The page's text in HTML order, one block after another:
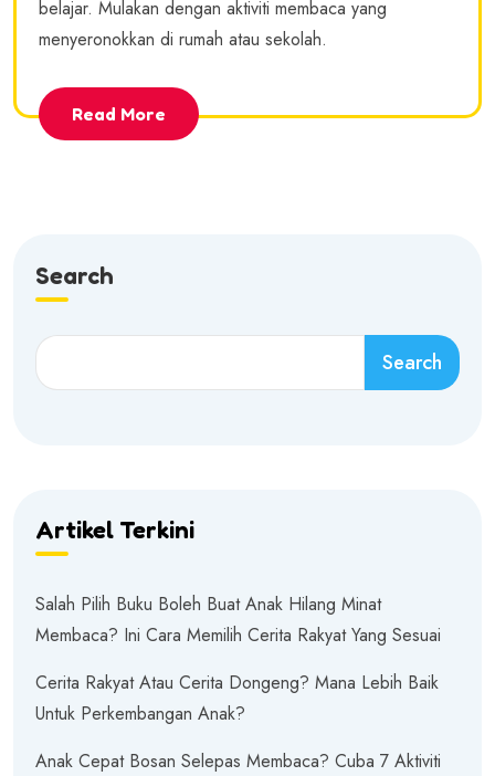
belajar. Mulakan dengan aktiviti membaca yang
menyeronokkan di rumah atau sekolah.
Read More
Search
Search
Artikel Terkini
Salah Pilih Buku Boleh Buat Anak Hilang Minat
Membaca? Ini Cara Memilih Cerita Rakyat Yang Sesuai
Cerita Rakyat Atau Cerita Dongeng? Mana Lebih Baik
Untuk Perkembangan Anak?
Anak Cepat Bosan Selepas Membaca? Cuba 7 Aktiviti